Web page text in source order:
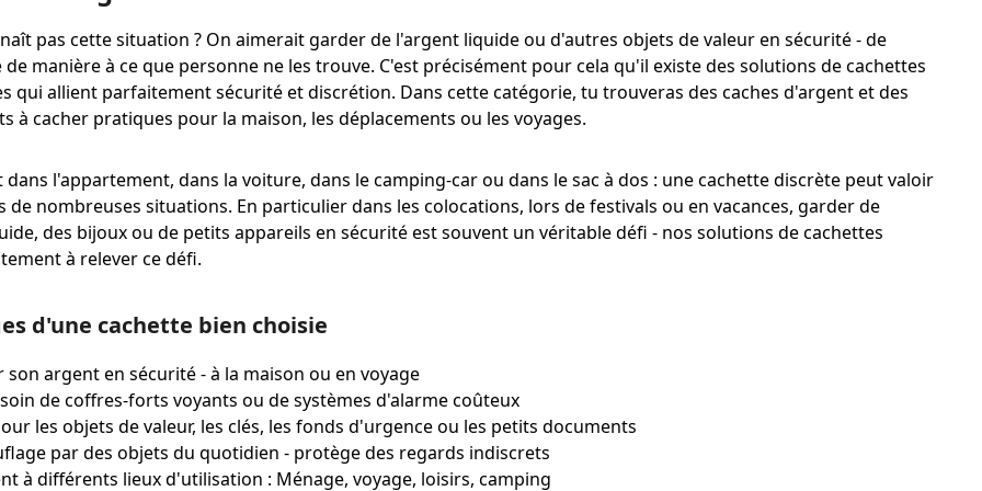
pas cette situation ? On aimerait garder de l'argent liquide ou d'autres objets de valeur en sécurité - de
manière à ce que personne ne les trouve. C'est précisément pour cela qu'il existe des solutions de cachettes
qui allient parfaitement sécurité et discrétion. Dans cette catégorie, tu trouveras des caches d'argent et des
à cacher pratiques pour la maison, les déplacements ou les voyages.
dans l'appartement, dans la voiture, dans le camping-car ou dans le sac à dos : une cachette discrète peut valoir
de nombreuses situations. En particulier dans les colocations, lors de festivals ou en vacances, garder de
des bijoux ou de petits appareils en sécurité est souvent un véritable défi - nos solutions de cachettes
à relever ce défi.
d'une cachette bien choisie
son argent en sécurité - à la maison ou en voyage
de coffres-forts voyants ou de systèmes d'alarme coûteux
les objets de valeur, les clés, les fonds d'urgence ou les petits documents
par des objets du quotidien - protège des regards indiscrets
à différents lieux d'utilisation : Ménage, voyage, loisirs, camping